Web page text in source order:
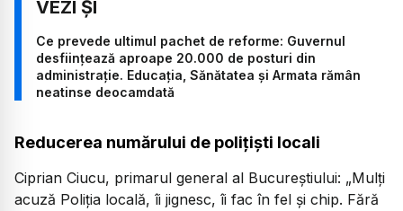
Ce prevede ultimul pachet de reforme: Guvernul
desființează aproape 20.000 de posturi din
administrație. Educația, Sănătatea și Armata rămân
neatinse deocamdată
Reducerea numărului de polițiști locali
Ciprian Ciucu, primarul general al Bucureștiului: „Mulți
acuză Poliția locală, îi jignesc, îi fac în fel și chip. Fără